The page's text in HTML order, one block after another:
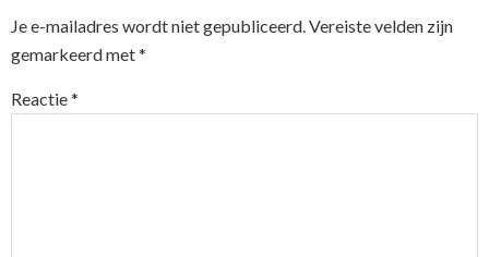
Je e-mailadres wordt niet gepubliceerd.Vereiste velden zijn
gemarkeerd met*
Reactie*